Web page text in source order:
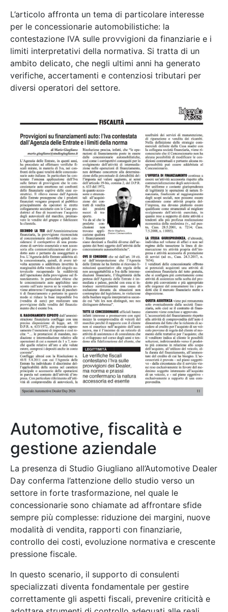
L’articolo affronta un tema di particolare interesse
per le concessionarie automobilistiche: la
contestazione IVA sulle provvigioni da finanziarie e i
limiti interpretativi della normativa. Si tratta di un
ambito delicato, che negli ultimi anni ha generato
verifiche, accertamenti e contenziosi tributari per
diversi operatori del settore.
Automotive, fiscalità e
gestione aziendale
La presenza di Studio Giugliano all’Automotive Dealer
Day conferma l’attenzione dello studio verso un
settore in forte trasformazione, nel quale le
concessionarie sono chiamate ad affrontare sfide
sempre più complesse: riduzione dei margini, nuove
modalità di vendita, rapporti con finanziarie,
controllo dei costi, evoluzione normativa e crescente
pressione fiscale.
In questo scenario, il supporto di consulenti
specializzati diventa fondamentale per gestire
correttamente gli aspetti fiscali, prevenire criticità e